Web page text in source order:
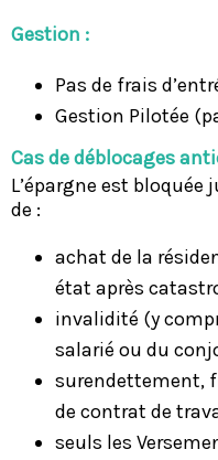
Gestion :
Pas de frais
Gestion Pilotée
Cas de déblocages
L’épargne est bloquée
de :
achat de la
état après
invalidité (y
salarié ou du
surendettement,
de contrat de
seuls les